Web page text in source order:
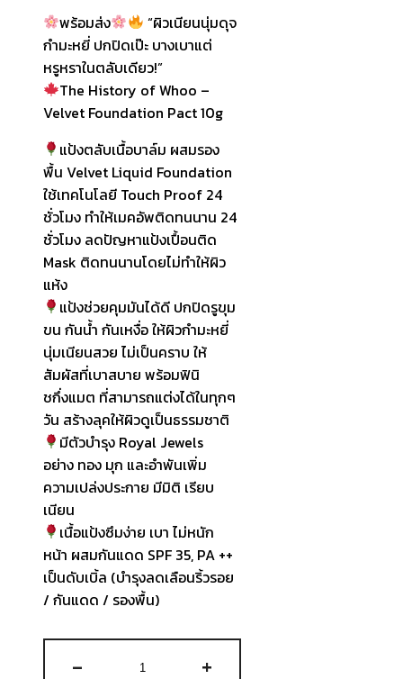
พร้อมส่ง
“ผิวเนียนนุ่มดุจ
กำมะหยี่ ปกปิดเป๊ะ บางเบาแต่
หรูหราในตลับเดียว!”
The History of Whoo –
Velvet Foundation Pact 10g
แป้งตลับเนื้อบาล์ม ผสมรอง
พื้น Velvet Liquid Foundation
ใช้เทคโนโลยี Touch Proof 24
ชั่วโมง ทำให้เมคอัพติดทนนาน 24
ชั่วโมง ลดปัญหาแป้งเปื้อนติด
Mask ติดทนนานโดยไม่ทำให้ผิว
แห้ง
แป้งช่วยคุมมันได้ดี ปกปิดรูขุม
ขน กันน้ำ กันเหงื่อ ให้ผิวกำมะหยี่
นุ่มเนียนสวย ไม่เป็นคราบ ให้
สัมผัสที่เบาสบาย พร้อมฟินิ
ชกึ่งแมต ที่สามารถแต่งได้ในทุกๆ
วัน สร้างลุคให้ผิวดูเป็นธรรมชาติ
มีตัวบำรุง Royal Jewels
อย่าง ทอง มุก และอำพันเพิ่ม
ความเปล่งประกาย มีมิติ เรียบ
เนียน
เนื้อแป้งซึมง่าย เบา ไม่หนัก
หน้า ผสมกันแดด SPF 35, PA ++
เป็นดับเบิ้ล (บำรุงลดเลือนริ้วรอย
/ กันแดด / รองพื้น)
-
The
+